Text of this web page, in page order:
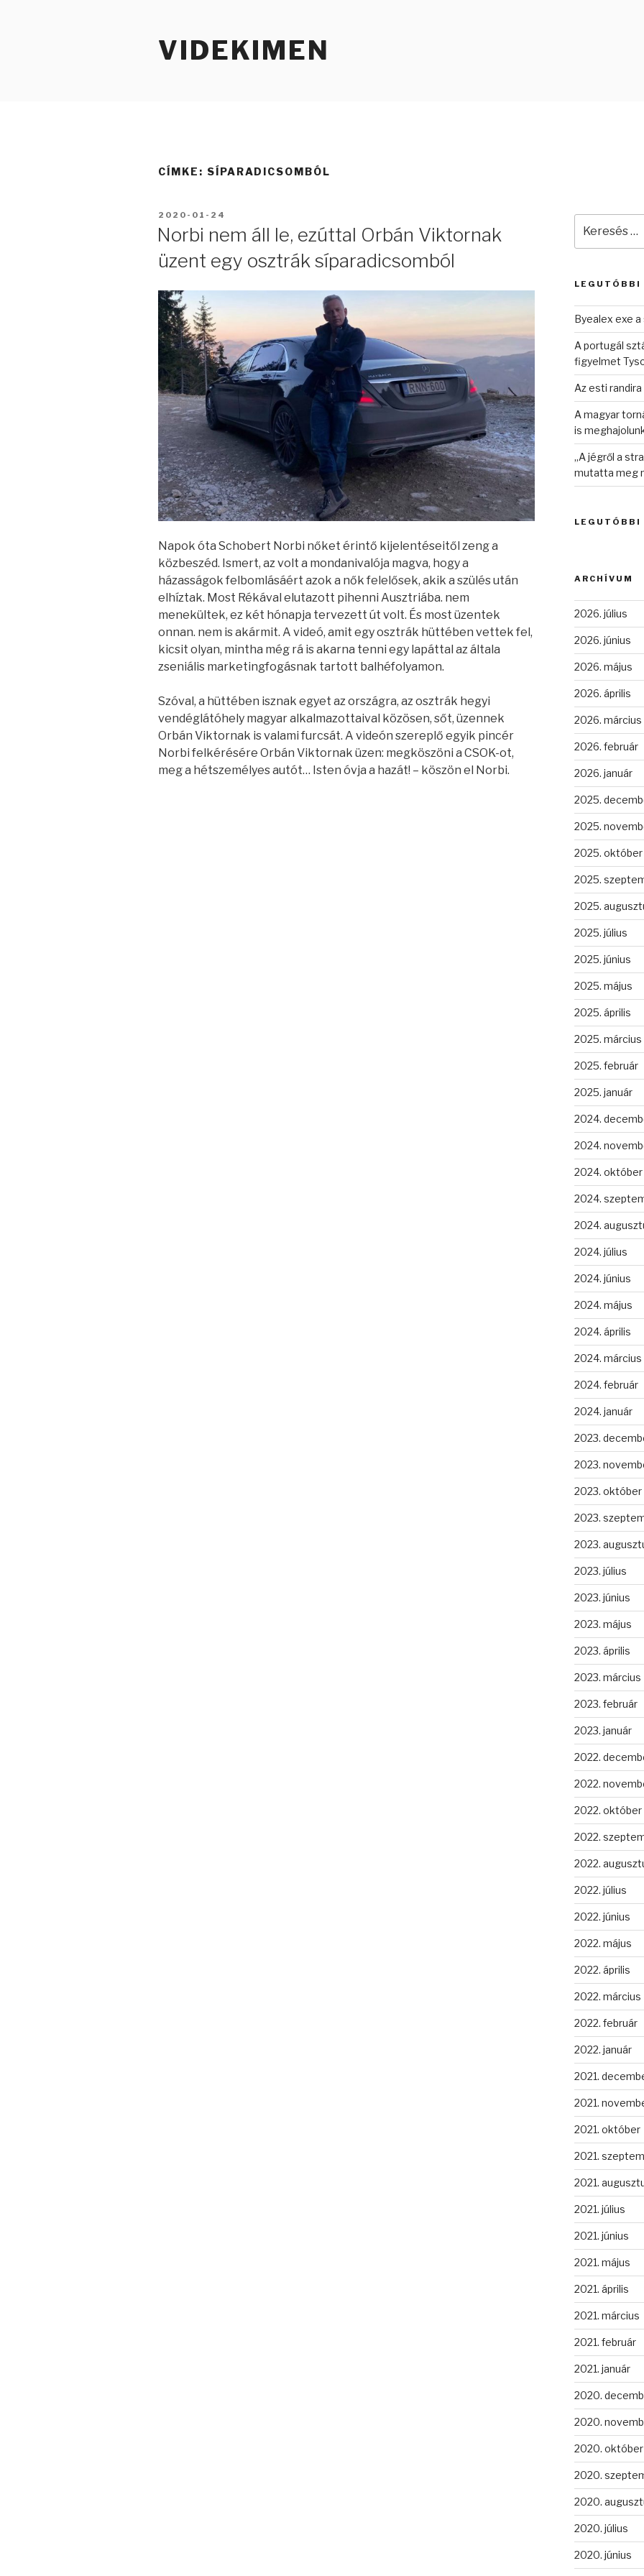
VIDEKIMEN
CÍMKE: SÍPARADICSOMBÓL
BEKÜLDVE:
2020-01-24
Norbi nem áll le, ezúttal Orbán Viktornak
üzent egy osztrák síparadicsomból
Napok óta Schobert Norbi nőket érintő kijelentéseitől zeng a
közbeszéd. Ismert, az volt a mondanivalója magva, hogy a
házasságok felbomlásáért azok a nők felelősek, akik a szülés után
elhíztak. Most Rékával elutazott pihenni Ausztriába. nem
menekültek, ez két hónapja tervezett út volt. És most üzentek
onnan. nem is akármit. A videó, amit egy osztrák hüttében vettek fel,
kicsit olyan, mintha még rá is akarna tenni egy lapáttal az általa
zseniális marketingfogásnak tartott balhéfolyamon.
Szóval, a hüttében isznak egyet az országra, az osztrák hegyi
vendéglátóhely magyar alkalmazottaival közösen, sőt, üzennek
Orbán Viktornak is valami furcsát. A videón szereplő egyik pincér
Norbi felkérésére Orbán Viktornak üzen: megköszöni a CSOK-ot,
meg a hétszemélyes autót… Isten óvja a hazát! – köszön el Norbi.
következő
LEGUTÓBBI
Byealex exe
A portugál
figyelmet
Az esti
A magyar
is
„A jégről a
mutatta meg
LEGUTÓBBI
ARCHÍVUM
2026. július
2026. június
2026. május
2026. április
2026. március
2026. február
2026. január
2025.
2025.
2025. október
2025.
2025.
2025. július
2025. június
2025. május
2025. április
2025. március
2025. február
2025. január
2024.
2024.
2024. október
2024.
2024.
2024. július
2024. június
2024. május
2024. április
2024. március
2024. február
2024. január
2023.
2023.
2023. október
2023.
2023.
2023. július
2023. június
2023. május
2023. április
2023. március
2023. február
2023. január
2022.
2022.
2022. október
2022.
2022.
2022. július
2022. június
2022. május
2022. április
2022. március
2022. február
2022. január
2021.
2021.
2021. október
2021.
2021.
2021. július
2021. június
2021. május
2021. április
2021. március
2021. február
2021. január
2020.
2020.
2020. október
2020.
2020.
2020. július
2020. június